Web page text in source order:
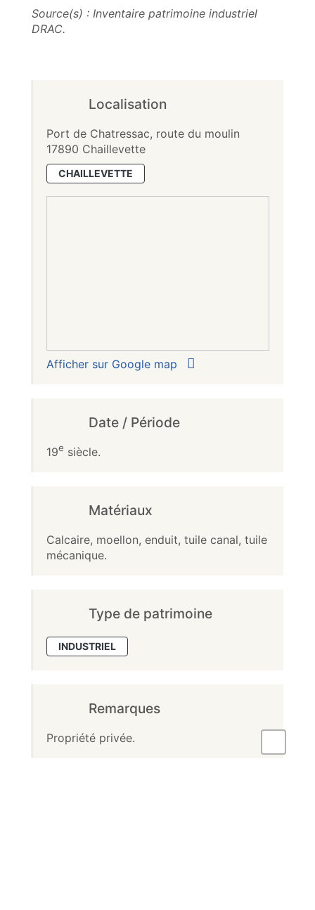
Source(s) : Inventaire patrimoine industriel
DRAC.
Localisation
Port de Chatressac, route du moulin
17890 Chaillevette
CHAILLEVETTE
Afficher sur Google map
Date / Période
19e siècle.
Matériaux
Calcaire, moellon, enduit, tuile canal, tuile
mécanique.
Type de patrimoine
INDUSTRIEL
Remarques
Propriété privée.